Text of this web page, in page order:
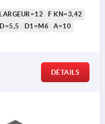
LARGEUR=12
F KN=3,42
D=5,5 D1=M6 A=10
DÉTAILS